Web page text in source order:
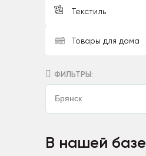
Текстиль
Товары для дома
ФИЛЬТРЫ:
В нашей базе